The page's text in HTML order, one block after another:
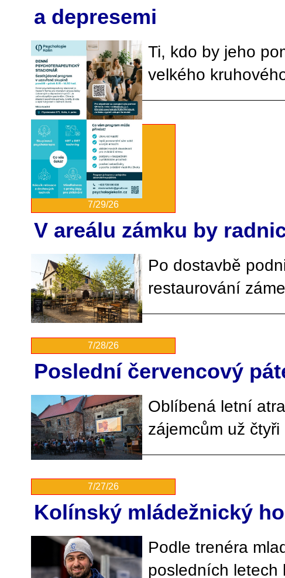
a depresemi
Ti, kdo by jeho
velkého
7/29/26
V areálu zámku by
Po dostavbě
restaurování
7/28/26
Poslední červencový
Oblíbená letní
zájemcům už
7/27/26
Kolínský mládežnický
Podle trenéra
posledních letech